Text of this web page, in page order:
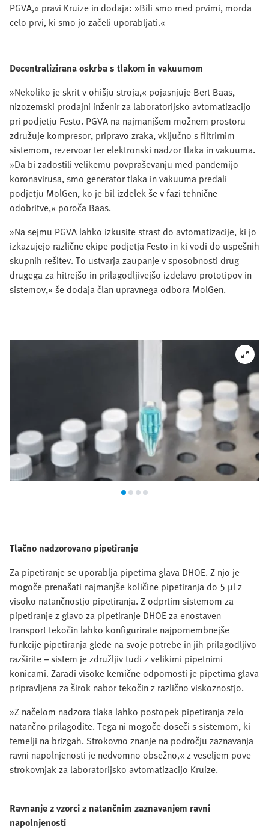
PGVA,« pravi Kruize in dodaja: »Bili smo med prvimi, morda
celo prvi, ki smo jo začeli uporabljati.«
Decentralizirana oskrba s tlakom in vakuumom
»Nekoliko je skrit v ohišju stroja,« pojasnjuje Bert Baas,
nizozemski prodajni inženir za laboratorijsko avtomatizacijo
pri podjetju Festo. PGVA na najmanjšem možnem prostoru
združuje kompresor, pripravo zraka, vključno s filtrirnim
sistemom, rezervoar ter elektronski nadzor tlaka in vakuuma.
»Da bi zadostili velikemu povpraševanju med pandemijo
koronavirusa, smo generator tlaka in vakuuma predali
podjetju MolGen, ko je bil izdelek še v fazi tehnične
odobritve,« poroča Baas.
»Na sejmu PGVA lahko izkusite strast do avtomatizacije, ki jo
izkazujejo različne ekipe podjetja Festo in ki vodi do uspešnih
skupnih rešitev. To ustvarja zaupanje v sposobnosti drug
drugega za hitrejšo in prilagodljivejšo izdelavo prototipov in
sistemov,« še dodaja član upravnega odbora MolGen.
Tlačno nadzorovano pipetiranje
Za pipetiranje se uporablja pipetirna glava DHOE. Z njo je
mogoče prenašati najmanjše količine pipetiranja do 5 µl z
visoko natančnostjo pipetiranja. Z odprtim sistemom za
pipetiranje z glavo za pipetiranje DHOE za enostaven
transport tekočin lahko konfigurirate najpomembnejše
funkcije pipetiranja glede na svoje potrebe in jih prilagodljivo
razširite – sistem je združljiv tudi z velikimi pipetnimi
konicami. Zaradi visoke kemične odpornosti je pipetirna glava
pripravljena za širok nabor tekočin z različno viskoznostjo.
»Z načelom nadzora tlaka lahko postopek pipetiranja zelo
natančno prilagodite. Tega ni mogoče doseči s sistemom, ki
temelji na brizgah. Strokovno znanje na področju zaznavanja
ravni napolnjenosti je nedvomno obsežno,« z veseljem pove
strokovnjak za laboratorijsko avtomatizacijo Kruize.
Ravnanje z vzorci z natančnim zaznavanjem ravni
napolnjenosti